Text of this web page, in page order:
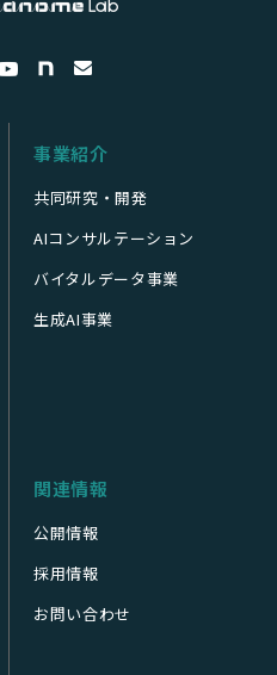
事業紹介
共同研究・開発
AIコンサルテーション
バイタルデータ事業
生成AI事業
関連情報
公開情報
採用情報
お問い合わせ